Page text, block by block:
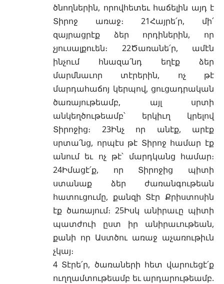
ծնողներին, որովհետեւ հաճելին այդ է
Տիրոջ առաջ։ 21Հայրե՛ր, մի՛
զայրացրէք ձեր որդիներին, որ
չյուսալքուեն։ 22Ծառանե՛ր, ամէն
ինչում հնազա՛նդ եղէք ձեր
մարմնաւոր տէրերին, ոչ թէ
մարդահաճոյ կերպով, ցուցադրական
ծառայութեամբ, այլ սրտի
անկեղծութեամբ՝ երկիւղ կրելով
Տիրոջից։ 23Ինչ որ անէք, արէք
սրտա՛նց, որպէս թէ Տիրոջ համար էք
անում եւ ոչ թէ՝ մարդկանց համար։
24Իմացէ՛ք, որ Տիրոջից պիտի
ստանաք ձեր ժառանգութեան
հատուցումը, քանզի Տէր Քրիստոսին
էք ծառայում։ 25Իսկ անիրաւը պիտի
պատժուի ըստ իր անիրաւութեան,
քանի որ Աստծու առաջ աչառութիւն
չկայ։
4 Տէրե՛ր, ծառաների հետ վարուեցէ՛ք
ուղղամտութեամբ եւ արդարութեամբ.